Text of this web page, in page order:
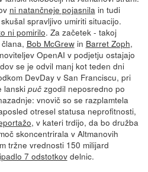
ni natančneje pojasnilain tudi
skušal spravljivo umiriti situacijo.
ni pomirilo. Za začetek - takoj
Bob McGrewin Barret Zoph,
OpenAI v podjetju ostajajo
se je odvil manj kot teden dni
DevDay v San Franciscu, pri
lanski pučzgodil neposredno po
vnovič so se razplamtela
otresel statusa neprofitnosti,
, v kateri trdijo, da bo družba
skoncentrirala v Altmanovih
tržne vrednosti 150 milijard
7 odstotkovdelnic.